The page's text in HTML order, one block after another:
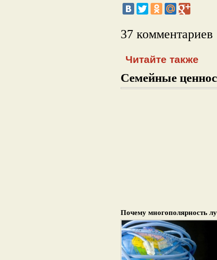
37 комментариев
Читайте также
Семейные
Почему многополярность